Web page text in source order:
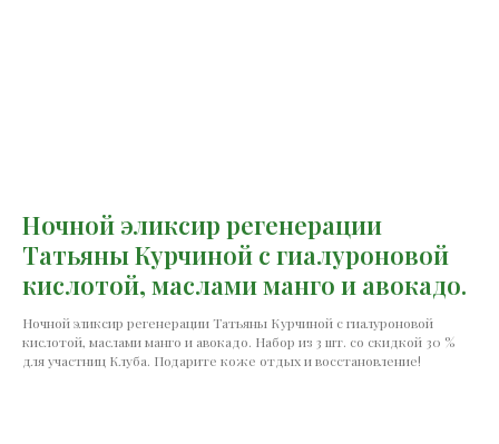
Ночной эликсир регенерации
Татьяны Курчиной с гиалуроновой
кислотой, маслами манго и авокадо.
Ночной эликсир регенерации Татьяны Курчиной с гиалуроновой
кислотой, маслами манго и авокадо. Набор из 3 шт. со скидкой 30 %
для участниц Клуба. Подарите коже отдых и восстановление!